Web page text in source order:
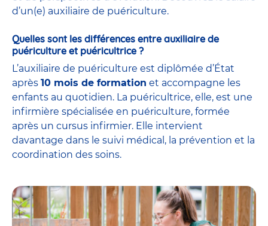
d’un(e) auxiliaire de puériculture.
Quelles sont les différences entre auxiliaire de
puériculture et puéricultrice ?
L’auxiliaire de puériculture est diplômée d’État
après 10 mois de formation et accompagne les
enfants au quotidien. La puéricultrice, elle, est une
infirmière spécialisée en puériculture, formée
après un cursus infirmier. Elle intervient
davantage dans le suivi médical, la prévention et la
coordination des soins.